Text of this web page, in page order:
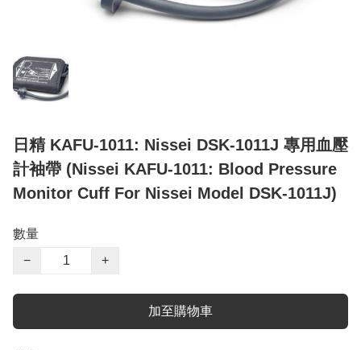
日精 KAFU-1011: Nissei DSK-1011J 專用血壓
計袖帶 (Nissei KAFU-1011: Blood Pressure
Monitor Cuff For Nissei Model DSK-1011J)
數量
−
+
加至購物車